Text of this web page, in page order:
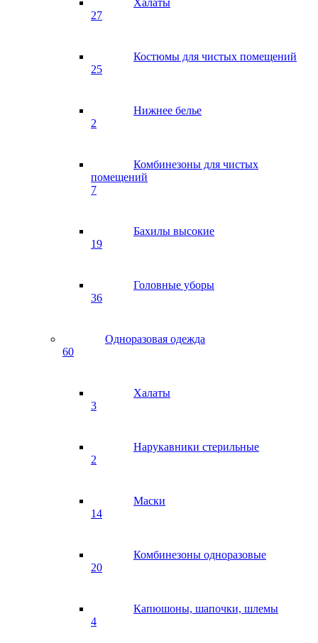
Халаты
27
Костюмы для чистых помещений
25
Нижнее белье
2
Комбинезоны для чистых
помещений
7
Бахилы высокие
19
Головные уборы
36
Одноразовая одежда
60
Халаты
3
Нарукавники стерильные
2
Маски
14
Комбинезоны одноразовые
20
Капюшоны, шапочки, шлемы
4